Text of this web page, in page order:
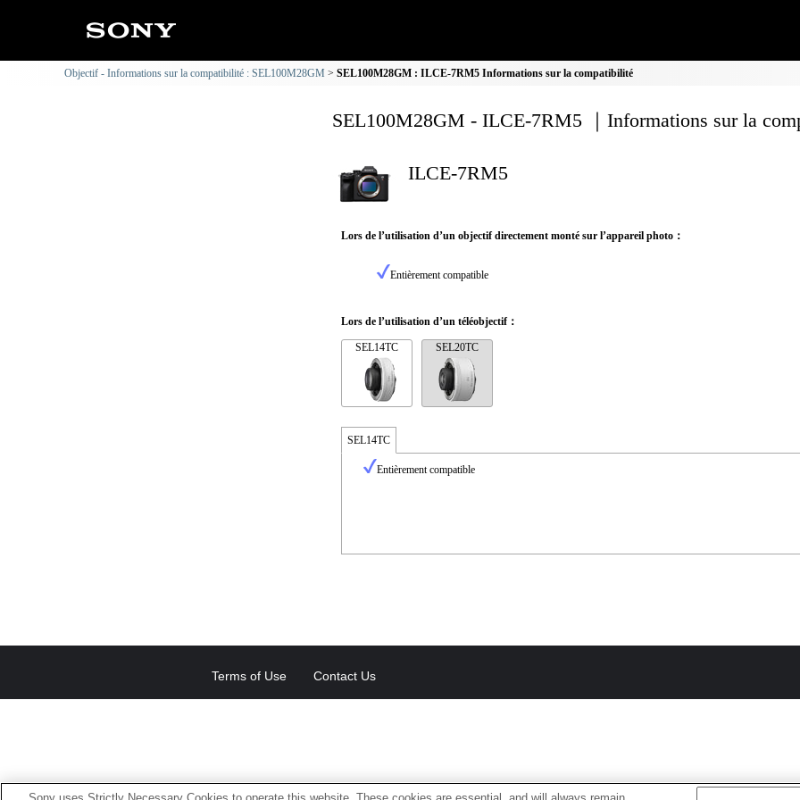
Objectif - Informations sur la compatibilité : SEL100M28GM SEL100M28GM : ILCE-7RM5 Informations sur la compatibilité
SEL100M28GM - ILCE-7RM5 ｜Informations sur la
ILCE-7RM5
Lors de l’utilisation d’un objectif directement monté sur l’appareil photo：
Entièrement compatible
Lors de l’utilisation d’un téléobjectif：
SEL14TC SEL20TC
SEL14TC
Entièrement compatible
Terms of Use Contact Us